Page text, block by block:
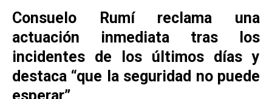
Consuelo Rumí reclama una
actuación inmediata tras los
incidentes de los últimos días y
destaca “que la seguridad no puede
esperar”